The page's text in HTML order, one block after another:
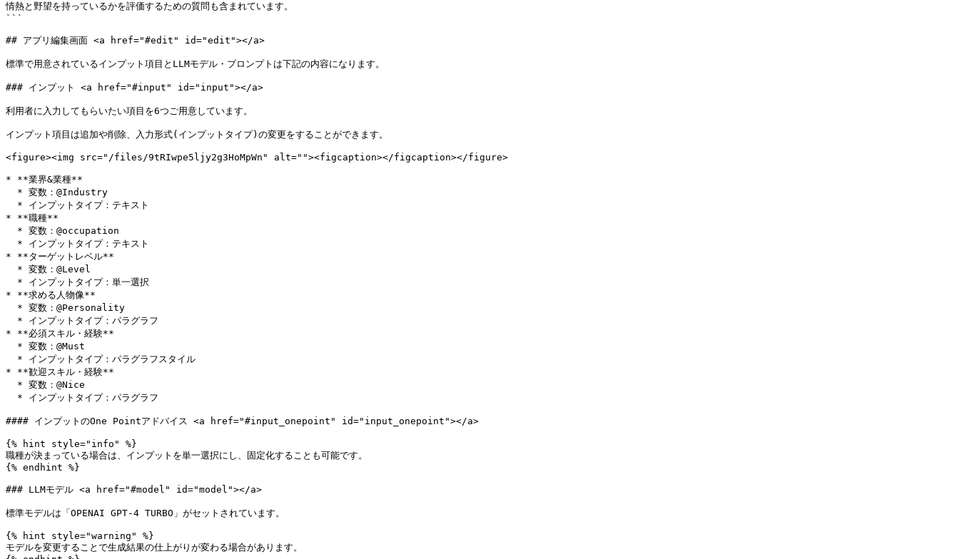
情熱と野望を持っているかを評価するための質問も含まれています。
```
## アプリ編集画面 <a href="#edit" id="edit"></a>
標準で用意されているインプット項目とLLMモデル・プロンプトは下記の内容になります。
### インプット <a href="#input" id="input"></a>
利用者に入力してもらいたい項目を6つご用意しています。
インプット項目は追加や削除、入力形式(インプットタイプ)の変更をすることができます。
<figure><img src="/files/9tRIwpe5ljy2g3HoMpWn" alt=""><figcaption></figcaption></figure>
* **業界&業種**
* **職種**
* **ターゲットレベル**
* **求める人物像**
* **必須スキル・経験**
* **歓迎スキル・経験**
#### インプットのOne Pointアドバイス <a href="#input_onepoint" id="input_onepoint"></a>
{% hint style="info" %}
職種が決まっている場合は、インプットを単一選択にし、固定化することも可能です。
{% endhint %}
### LLMモデル <a href="#model" id="model"></a>
標準モデルは「OPENAI GPT-4 TURBO」がセットされています。
{% hint style="warning" %}
モデルを変更することで生成結果の仕上がりが変わる場合があります。